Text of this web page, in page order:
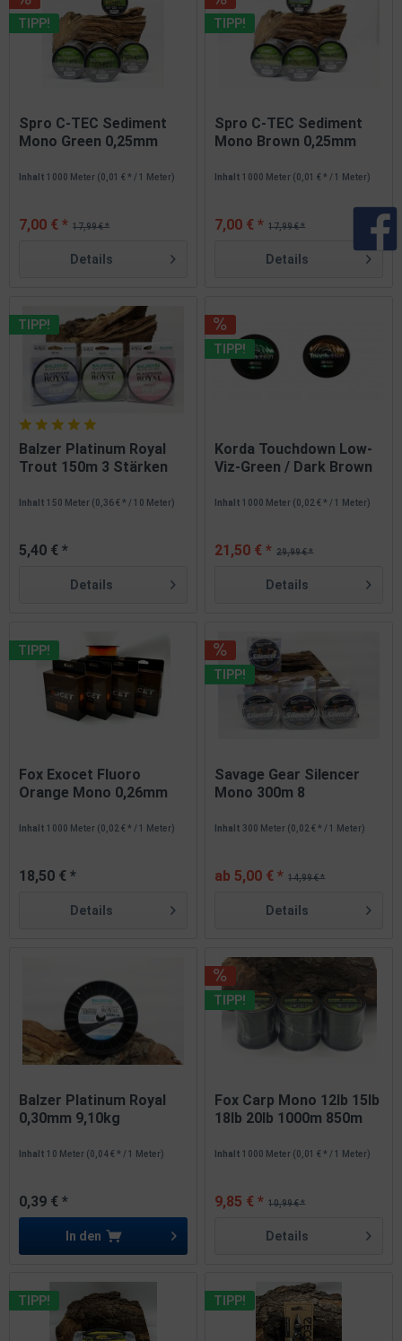
TIPP!
Spro C-TEC Sediment
Mono Green 0,25mm
Inhalt1000 Meter (0,01 € * / 1 Meter)
17,99 € *
7,00 € *
Details
TIPP!
Spro C-TEC Sediment
Mono Brown 0,25mm
Inhalt1000 Meter (0,01 € * / 1 Meter)
17,99 € *
7,00 € *
Details
TIPP!
Balzer Platinum Royal
Trout 150m 3 Stärken
Inhalt150 Meter (0,36 € * / 10 Meter)
5,40 € *
Details
TIPP!
Korda Touchdown Low-
Viz-Green / Dark Brown
Inhalt1000 Meter (0,02 € * / 1 Meter)
29,99 € *
21,50 € *
Details
TIPP!
Fox Exocet Fluoro
Orange Mono 0,26mm
Inhalt1000 Meter (0,02 € * / 1 Meter)
18,50 € *
Details
TIPP!
Savage Gear Silencer
Mono 300m 8
Inhalt300 Meter (0,02 € * / 1 Meter)
14,99 € *
ab 5,00 € *
Details
Balzer Platinum Royal
0,30mm 9,10kg
Inhalt10 Meter (0,04 € * / 1 Meter)
0,39 € *
In den
TIPP!
Fox Carp Mono 12lb 15lb
18lb 20lb 1000m 850m
Inhalt1000 Meter (0,01 € * / 1 Meter)
10,99 € *
9,85 € *
Details
TIPP! TIPP!